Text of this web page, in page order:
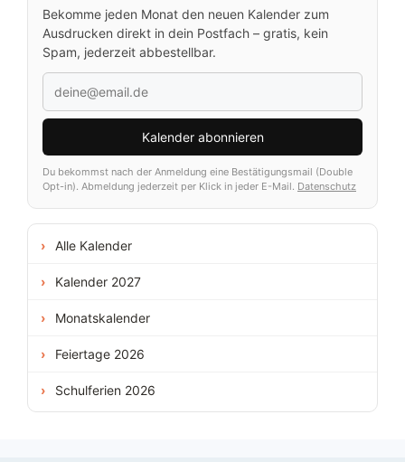
Bekomme jeden Monat den neuen Kalender zum
Ausdrucken direkt in dein Postfach – gratis, kein
Spam, jederzeit abbestellbar.
Kalender abonnieren
Du bekommst nach der Anmeldung eine Bestätigungsmail (Double
Opt-in). Abmeldung jederzeit per Klick in jeder E-Mail. Datenschutz
Alle Kalender
Kalender 2027
Monatskalender
Feiertage 2026
Schulferien 2026